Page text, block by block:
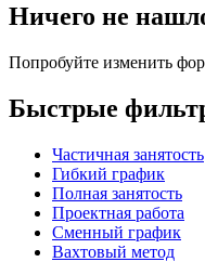
Ничего не
Попробуйте изменить
Быстрые
Частичная занятость
Гибкий график
Полная занятость
Проектная работа
Сменный график
Вахтовый метод